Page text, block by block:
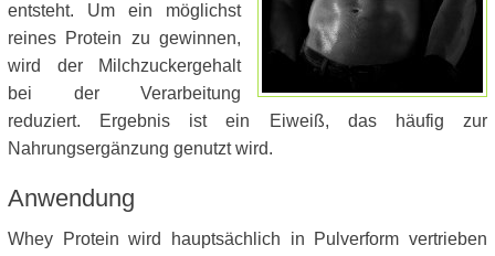
entsteht. Um ein möglichst
reines Protein zu gewinnen,
wird der Milchzuckergehalt
bei der Verarbeitung
reduziert. Ergebnis ist ein Eiweiß, das häufig zur
Nahrungsergänzung genutzt wird.
Anwendung
Whey Protein wird hauptsächlich in Pulverform vertrieben